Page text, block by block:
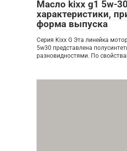
Масло kixx g1 5w-
характеристики,
форма выпуска
Серия Kixx G Эта линейка
5w30 представлена
разновидностями. По